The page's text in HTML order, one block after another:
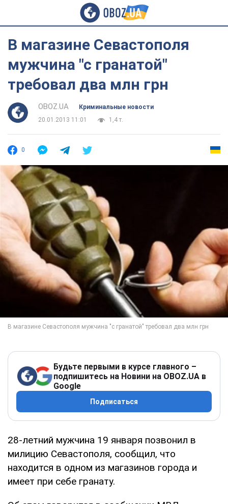
В магазине Севастополя
мужчина "с гранатой"
требовал два млн грн
OBOZ.UA
Криминальные новости
20.01.2013 11:01
1,4 т.
0
Будьте первыми в курсе главного –
подпишитесь на Новини на OBOZ.UA в
Google
Подписаться
28-летний мужчина 19 января позвонил в
милицию Севастополя, сообщил, что
находится в одном из магазинов города и
имеет при себе гранату.